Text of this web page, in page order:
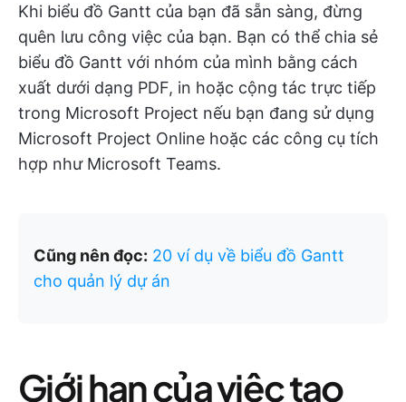
Khi biểu đồ Gantt của bạn đã sẵn sàng, đừng
quên lưu công việc của bạn. Bạn có thể chia sẻ
biểu đồ Gantt với nhóm của mình bằng cách
xuất dưới dạng PDF, in hoặc cộng tác trực tiếp
trong Microsoft Project nếu bạn đang sử dụng
Microsoft Project Online hoặc các công cụ tích
hợp như Microsoft Teams.
Cũng nên đọc: 20 ví dụ về biểu đồ Gantt
cho quản lý dự án
Giới hạn của việc tạo